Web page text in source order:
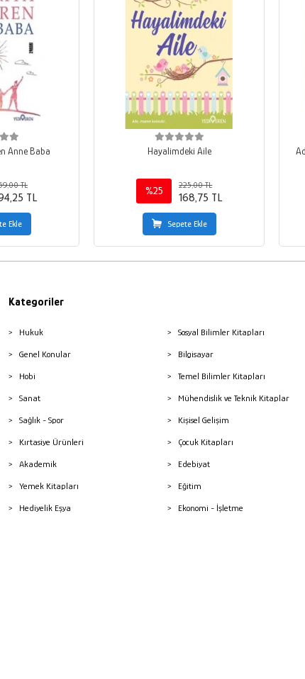
Anne Baba
TL
TL
Ekle
Hayalimdeki Aile
%25
225,00 TL
168,75 TL
Sepete Ekle
Kategoriler
Hukuk
Genel Konular
Hobi
Sanat
Sağlık - Spor
Kırtasiye Ürünleri
Akademik
Yemek Kitapları
Hediyelik Eşya
Sosyal Bilimler Kitapları
Bilgisayar
Temel Bilimler Kitapları
Mühendislik ve Teknik Kitaplar
Kişisel Gelişim
Çocuk Kitapları
Edebiyat
Eğitim
Ekonomi - İşletme